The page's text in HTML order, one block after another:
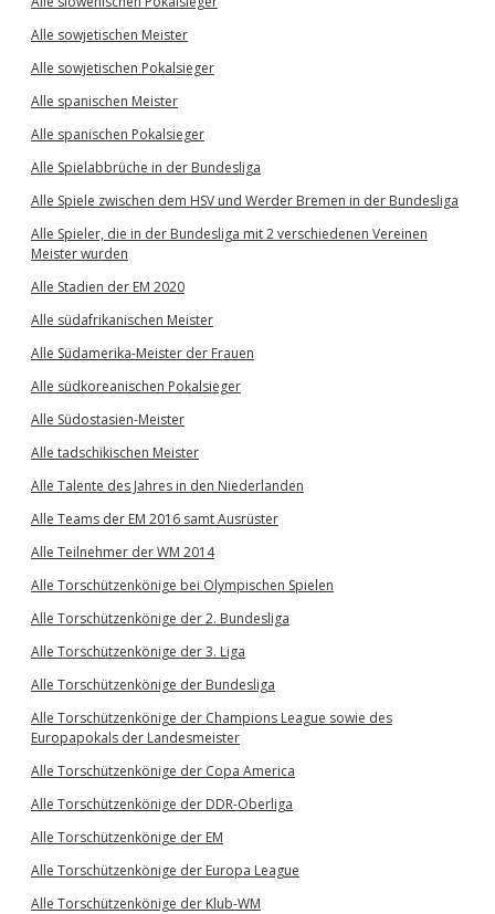
Alle sowjetischen Meister
Alle sowjetischen Pokalsieger
Alle spanischen Meister
Alle spanischen Pokalsieger
Alle Spielabbrüche in der Bundesliga
Alle Spiele zwischen dem HSV und Werder Bremen in der Bundesliga
Alle Spieler, die in der Bundesliga mit 2 verschiedenen Vereinen
Meister wurden
Alle Stadien der EM 2020
Alle südafrikanischen Meister
Alle Südamerika-Meister der Frauen
Alle südkoreanischen Pokalsieger
Alle Südostasien-Meister
Alle tadschikischen Meister
Alle Talente des Jahres in den Niederlanden
Alle Teams der EM 2016 samt Ausrüster
Alle Teilnehmer der WM 2014
Alle Torschützenkönige bei Olympischen Spielen
Alle Torschützenkönige der 2. Bundesliga
Alle Torschützenkönige der 3. Liga
Alle Torschützenkönige der Bundesliga
Alle Torschützenkönige der Champions League sowie des
Europapokals der Landesmeister
Alle Torschützenkönige der Copa America
Alle Torschützenkönige der DDR-Oberliga
Alle Torschützenkönige der EM
Alle Torschützenkönige der Europa League
Alle Torschützenkönige der Klub-WM